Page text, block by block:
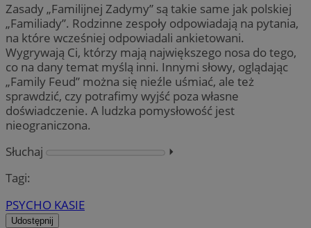
Zasady „Familijnej Zadymy” są takie same jak polskiej
„Familiady”. Rodzinne zespoły odpowiadają na pytania,
na które wcześniej odpowiadali ankietowani.
Wygrywają Ci, którzy mają największego nosa do tego,
co na dany temat myślą inni. Innymi słowy, oglądając
„Family Feud” można się nieźle uśmiać, ale też
sprawdzić, czy potrafimy wyjść poza własne
doświadczenie. A ludzka pomysłowość jest
nieograniczona.
Słuchaj
⏵︎
Tagi:
PSYCHO KASIE
Udostępnij